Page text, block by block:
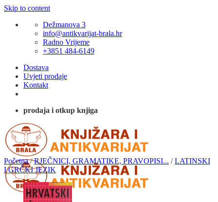
Skip to content
Dežmanova 3
info@antikvarijat-brala.hr
Radno Vrijeme
+3851 484-6149
Dostava
Uvjeti prodaje
Kontakt
prodaja i otkup knjiga
Početna / RJEČNICI, GRAMATIKE, PRAVOPISI... / LATINSKI
I GRČKI JEZIK